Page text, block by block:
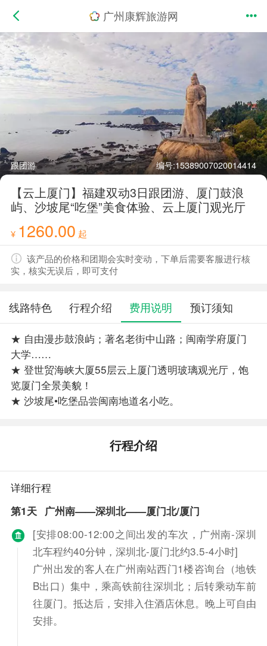
广州康辉旅游网
跟团游 编号:15389007020014414
【云上厦门】福建双动3日跟团游、厦门鼓浪
屿、沙坡尾“吃堡”美食体验、云上厦门观光厅
¥ 1260.00 起
该产品的价格和团期会实时变动，下单后需要客服进行核
实，核实无误后，即可支付
线路特色 行程介绍 费用说明 预订须知
★ 自由漫步鼓浪屿；著名老街中山路；闽南学府厦门
大学……
★ 登世贸海峡大厦55层云上厦门透明玻璃观光厅，饱
览厦门全景美貌！
★ 沙坡尾•吃堡品尝闽南地道名小吃。
行程介绍
详细行程
第1天 广州南——深圳北——厦门北/厦门
[安排08:00-12:00之间出发的车次，广州南-深圳
北车程约40分钟，深圳北-厦门北约3.5-4小时]
广州出发的客人在广州南站西门1楼咨询台（地铁
B出口）集中，乘高铁前往深圳北；后转乘动车前
往厦门。抵达后，安排入住酒店休息。晚上可自由
安排。